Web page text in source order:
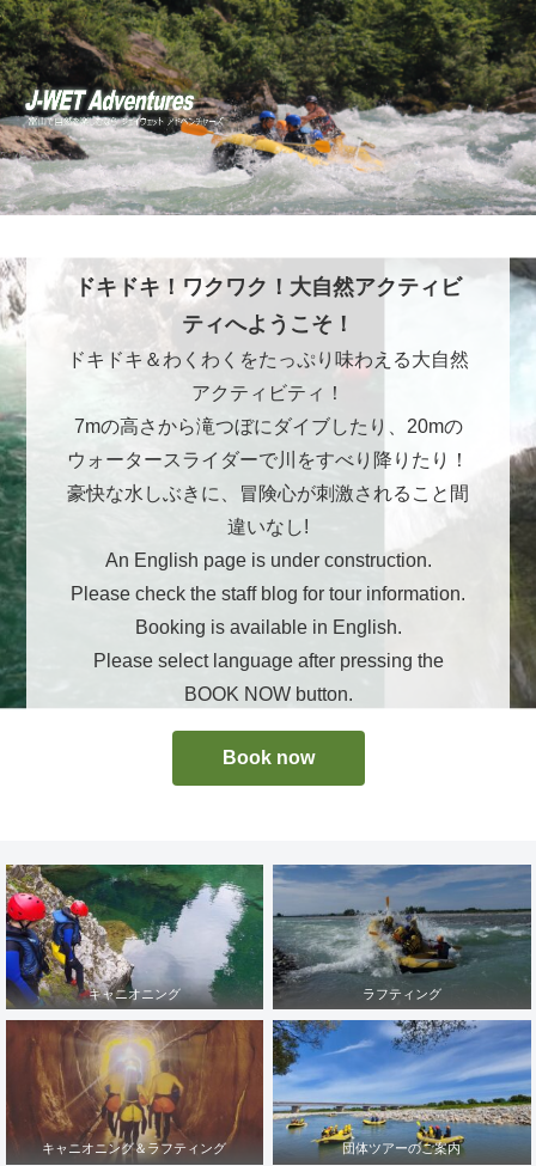
ドキドキ！ワクワク！大自然アクティビ
ティへようこそ！
ドキドキ＆わくわくをたっぷり味わえる大自然
アクティビティ！
7mの高さから滝つぼにダイブしたり、20mの
ウォータースライダーで川をすべり降りたり！
豪快な水しぶきに、冒険心が刺激されること間
違いなし!
An English page is under construction.
Please check the staff blog for tour information.
Booking is available in English.
Please select language after pressing the
BOOK NOW button.
Book now
キャニオニング ラフティング
キャニオニング＆ラフティング 団体ツアーのご案内